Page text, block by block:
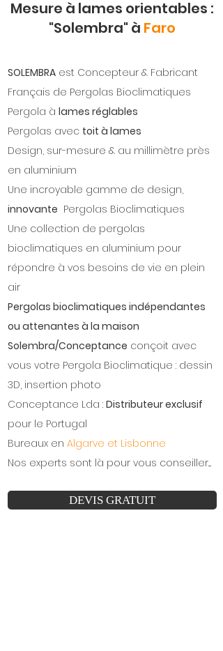
Mesure à lames orientables :
"Solembra" à Faro
SOLEMBRA est Concepteur & Fabricant
Français de Pergolas Bioclimatiques
Pergola à lames réglables
Pergolas avec toit à lames
Design, sur-mesure & au millimètre près
en aluminium
Une incroyable gamme de design,
innovante Pergolas Bioclimatiques
Une collection de pergolas
bioclimatiques en aluminium pour
répondre à vos besoins de vie en plein
air
Pergolas bioclimatiques indépendantes
ou attenantes à la maison
Solembra/Conceptance conçoit avec
vous votre Pergola Bioclimatique : dessin
3D, insertion photo ​​
Conceptance Lda : Distributeur exclusif
pour le Portugal ​​
Bureaux en Algarve et Lisbonne
Nos experts sont là pour vous conseiller....
DEVIS GRATUIT